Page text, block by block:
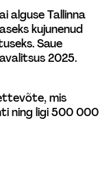
alguse Tallinna
kujunenud
Saue
2025.
mis
ning ligi 500 000